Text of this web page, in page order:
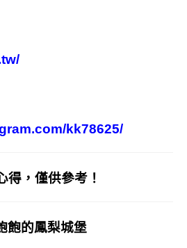
kk78625/
得，僅供參考！
的鳳梨城堡